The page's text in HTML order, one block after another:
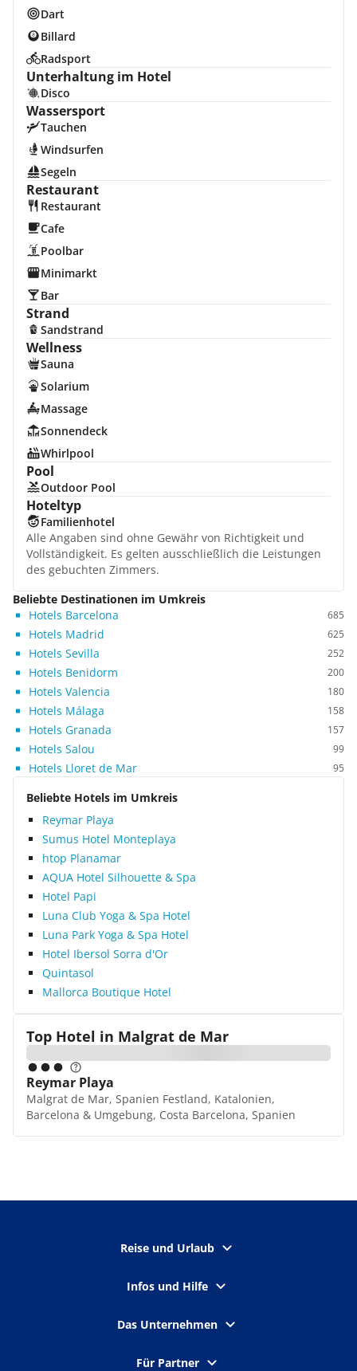
Dart
Billard
Radsport
Unterhaltung im Hotel
Disco
Wassersport
Tauchen
Windsurfen
Segeln
Restaurant
Restaurant
Cafe
Poolbar
Minimarkt
Bar
Strand
Sandstrand
Wellness
Sauna
Solarium
Massage
Sonnendeck
Whirlpool
Pool
Outdoor Pool
Hoteltyp
Familienhotel
Alle Angaben sind ohne Gewähr von Richtigkeit und
Vollständigkeit. Es gelten ausschließlich die Leistungen
des gebuchten Zimmers.
Beliebte Destinationen im Umkreis
Hotels Barcelona
685
Hotels Madrid 625
Hotels Sevilla 252
Hotels Benidorm 200
Hotels Valencia 180
Hotels Málaga 158
Hotels Granada 157
Hotels Salou 99
Hotels Lloret de Mar 95
Beliebte Hotels im Umkreis
Reymar Playa
Sumus Hotel Monteplaya
htop Planamar
AQUA Hotel Silhouette & Spa
Hotel Papi
Luna Club Yoga & Spa Hotel
Luna Park Yoga & Spa Hotel
Hotel Ibersol Sorra d'Or
Quintasol
Mallorca Boutique Hotel
Top Hotel in Malgrat de Mar
Reymar Playa
Malgrat de Mar, Spanien Festland, Katalonien,
Barcelona & Umgebung, Costa Barcelona, Spanien
Reise und Urlaub
Infos und Hilfe
Das Unternehmen
Für Partner